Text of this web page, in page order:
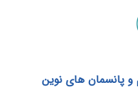
پانسمان های نوین